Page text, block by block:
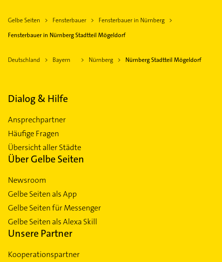
Gelbe Seiten Fensterbauer
Fensterbauer in Nürnberg
Fensterbauer in Nürnberg Stadtteil Mögeldorf
Deutschland Bayern Nürnberg Nürnberg Stadtteil Mögeldorf
Dialog & Hilfe
Ansprechpartner
Häufige Fragen
Übersicht aller Städte
Über Gelbe Seiten
Newsroom
Gelbe Seiten als App
Gelbe Seiten für Messenger
Gelbe Seiten als Alexa Skill
Unsere Partner
Kooperationspartner